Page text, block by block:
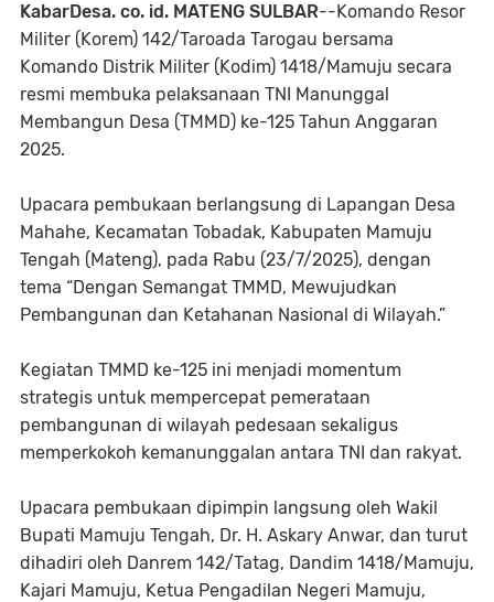
KabarDesa. co. id. MATENG SULBAR--Komando Resor
Militer (Korem) 142/Taroada Tarogau bersama
Komando Distrik Militer (Kodim) 1418/Mamuju secara
resmi membuka pelaksanaan TNI Manunggal
Membangun Desa (TMMD) ke-125 Tahun Anggaran
2025.
Upacara pembukaan berlangsung di Lapangan Desa
Mahahe, Kecamatan Tobadak, Kabupaten Mamuju
Tengah (Mateng), pada Rabu (23/7/2025), dengan
tema “Dengan Semangat TMMD, Mewujudkan
Pembangunan dan Ketahanan Nasional di Wilayah.”
Kegiatan TMMD ke-125 ini menjadi momentum
strategis untuk mempercepat pemerataan
pembangunan di wilayah pedesaan sekaligus
memperkokoh kemanunggalan antara TNI dan rakyat.
Upacara pembukaan dipimpin langsung oleh Wakil
Bupati Mamuju Tengah, Dr. H. Askary Anwar, dan turut
dihadiri oleh Danrem 142/Tatag, Dandim 1418/Mamuju,
Kajari Mamuju, Ketua Pengadilan Negeri Mamuju,